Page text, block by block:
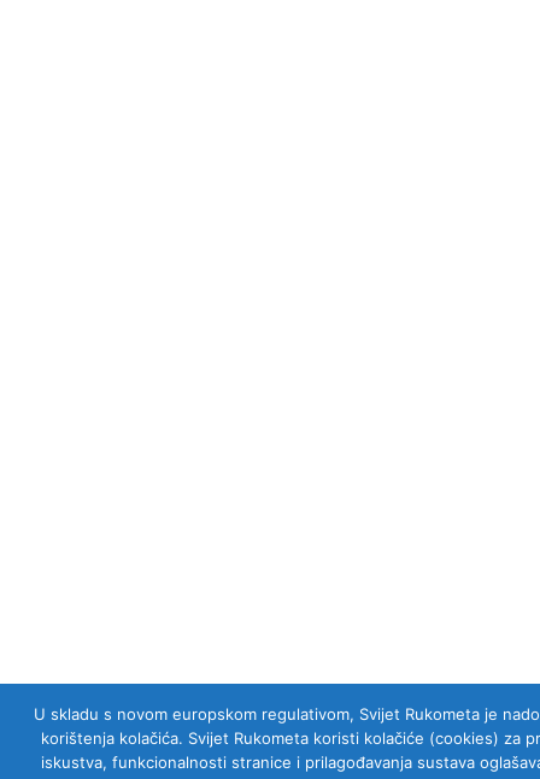
U skladu s novom europskom regulativom, Svijet Rukometa je
korištenja kolačića. Svijet Rukometa koristi kolačiće (cookies) za
iskustva, funkcionalnosti stranice i prilagođavanja sustava